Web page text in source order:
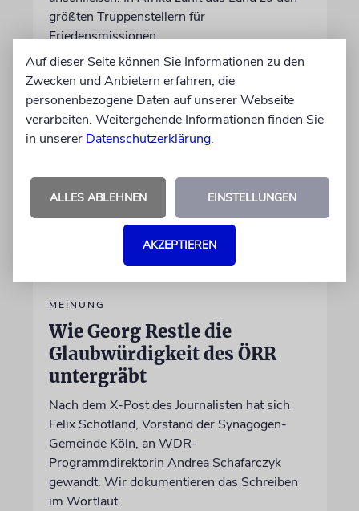
größten Truppenstellern für
Friedensmissionen
07.08.2026
MEINUNG
Wie Georg Restle die
Glaubwürdigkeit des ÖRR
untergräbt
Nach dem X-Post des Journalisten hat sich
Felix Schotland, Vorstand der Synagogen-
Gemeinde Köln, an WDR-
Programmdirektorin Andrea Schafarczyk
gewandt. Wir dokumentieren das Schreiben
im Wortlaut
Auf dieser Seite können Sie Informationen zu den
Zwecken und Anbietern erfahren, die
personenbezogene Daten auf unserer Webseite
verarbeiten. Weitergehende Informationen finden Sie
in unserer Datenschutzerklärung.
ALLES ABLEHNEN EINSTELLUNGEN
AKZEPTIEREN